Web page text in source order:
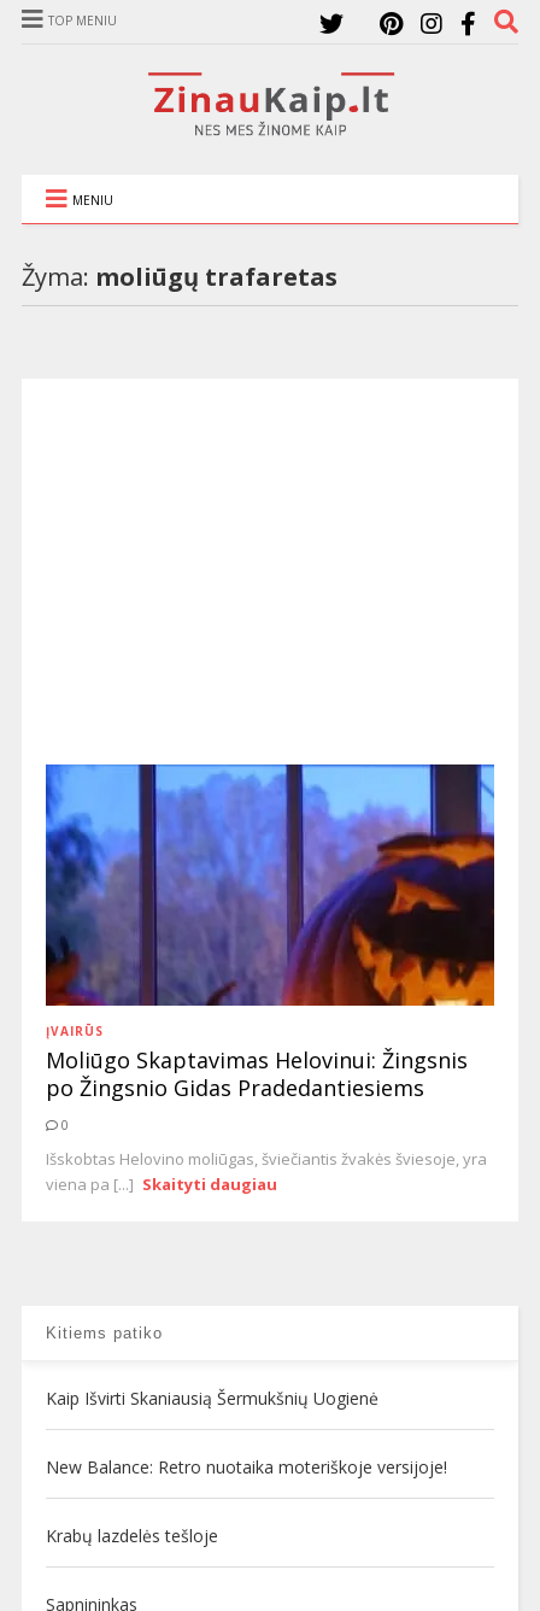
TOP MENIU
MENIU
Žyma: moliūgų trafaretas
ĮVAIRŪS
Moliūgo Skaptavimas Helovinui: Žingsnis
po Žingsnio Gidas Pradedantiesiems
0
Išskobtas Helovino moliūgas, šviečiantis žvakės šviesoje, yra
viena pa [...] Skaityti daugiau
Kitiems patiko
Kaip Išvirti Skaniausią Šermukšnių Uogienė
New Balance: Retro nuotaika moteriškoje versijoje!
Krabų lazdelės tešloje
Sapnininkas